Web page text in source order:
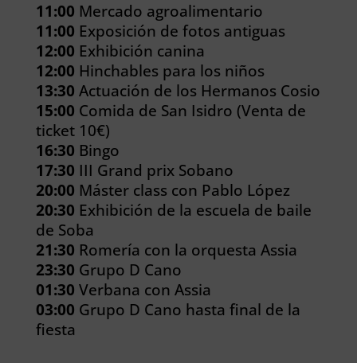
11:00 Mercado agroalimentario
11:00 Exposición de fotos antiguas
12:00 Exhibición canina
12:00 Hinchables para los niños
13:30 Actuación de los Hermanos Cosio
15:00 Comida de San Isidro (Venta de
ticket 10€)
16:30 Bingo
17:30 III Grand prix Sobano
20:00 Máster class con Pablo López
20:30 Exhibición de la escuela de baile
de Soba
21:30 Romería con la orquesta Assia
23:30 Grupo D Cano
01:30 Verbana con Assia
03:00 Grupo D Cano hasta final de la
fiesta